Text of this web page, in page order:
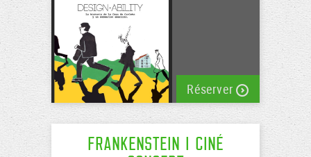
Réserver
Frankenstein I Ciné